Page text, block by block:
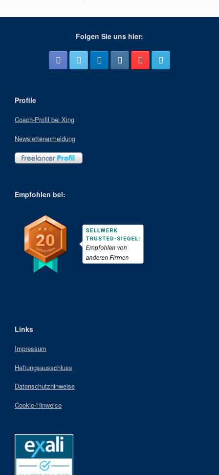
Folgen Sie uns hier:
Profile
Coach-Profil bei Xing
Newsletteranmeldung
Empfohlen bei:
Links
Impressum
Haftungsausschluss
Datenschutzhinweise
Cookie-Hinweise